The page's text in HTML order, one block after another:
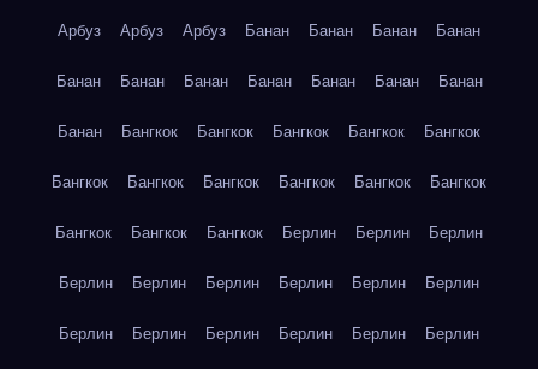
Арбуз Арбуз Арбуз Банан Банан Банан Банан
Банан Банан Банан Банан Банан Банан Банан
Банан Бангкок Бангкок Бангкок Бангкок Бангкок
Бангкок Бангкок Бангкок Бангкок Бангкок Бангкок
Бангкок Бангкок Бангкок Берлин Берлин Берлин
Берлин Берлин Берлин Берлин Берлин Берлин
Берлин Берлин Берлин Берлин Берлин Берлин